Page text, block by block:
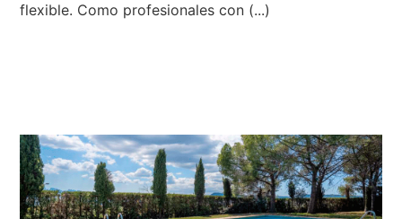
flexible. Como profesionales con (...)